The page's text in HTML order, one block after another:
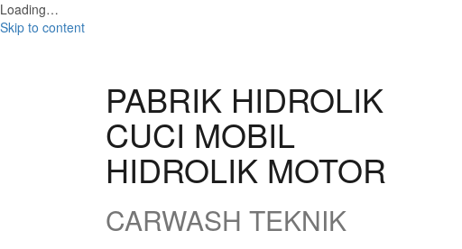
Loading…
Skip to content
PABRIK HIDROLIK
CUCI MOBIL
HIDROLIK MOTOR
CARWASH TEKNIK